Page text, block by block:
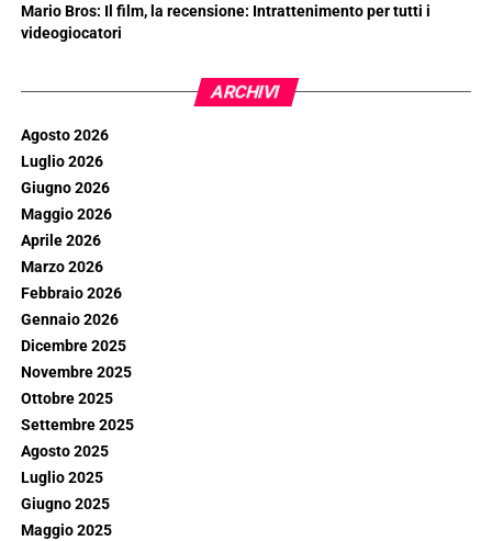
Mario Bros: Il film, la recensione: Intrattenimento per tutti i
videogiocatori
ARCHIVI
Agosto 2026
Luglio 2026
Giugno 2026
Maggio 2026
Aprile 2026
Marzo 2026
Febbraio 2026
Gennaio 2026
Dicembre 2025
Novembre 2025
Ottobre 2025
Settembre 2025
Agosto 2025
Luglio 2025
Giugno 2025
Maggio 2025